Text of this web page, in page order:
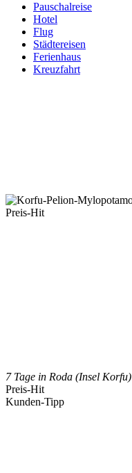
Pauschalreise
Hotel
Flug
Städtereisen
Ferienhaus
Kreuzfahrt
Preis-Hit
7 Tage in Roda (Insel Korfu)
Preis-Hit
Kunden-Tipp